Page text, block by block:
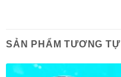
SẢN PHẨM TƯƠNG TỰ